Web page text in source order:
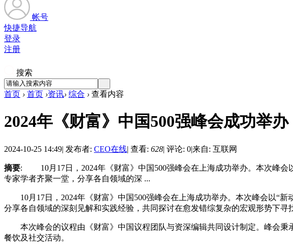
帐号
快捷导航
登录
注册
搜索
首页 › 首页 ›资讯› 综合 › 查看内容
2024年《财富》中国500强峰会成功举
2024-10-25 14:49| 发布者: CEO在线| 查看: 628| 评论: 0|来自: 互联网
摘要: 10月17日，2024年《财富》中国500强峰会在上海成功举办。本次峰会
专家学者齐聚一堂，分享各自领域的深 ...
10月17日，2024年《财富》中国500强峰会在上海成功举办。本次峰会以“新
分享各自领域的深刻见解和实践经验，共同探讨在愈发错综复杂的宏观形势下寻
本次峰会的议程由《财富》中国议程团队与资深编辑共同设计制定。峰会秉
餐饮及社交活动。